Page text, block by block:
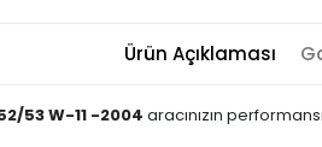
Ürün Açıklaması
53 W-11 -2004 aracınızın